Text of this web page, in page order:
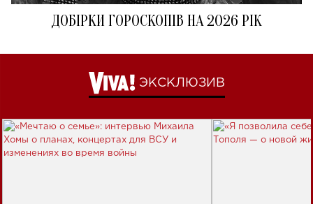
ДОБІРКИ ГОРОСКОПІВ НА 2026 РІК
ЭКСКЛЮЗИВ